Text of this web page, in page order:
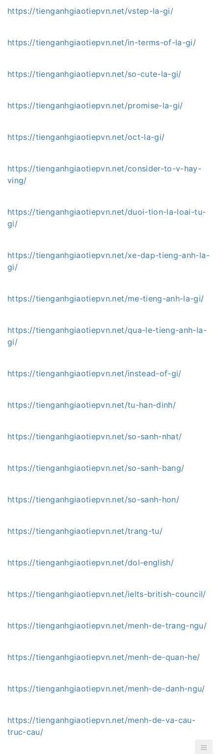
https://tienganhgiaotiepvn.net/vstep-la-gi/
https://tienganhgiaotiepvn.net/in-terms-of-la-gi/
https://tienganhgiaotiepvn.net/so-cute-la-gi/
https://tienganhgiaotiepvn.net/promise-la-gi/
https://tienganhgiaotiepvn.net/oct-la-gi/
https://tienganhgiaotiepvn.net/consider-to-v-hay-
ving/
https://tienganhgiaotiepvn.net/duoi-tion-la-loai-tu-
gi/
https://tienganhgiaotiepvn.net/xe-dap-tieng-anh-la-
gi/
https://tienganhgiaotiepvn.net/me-tieng-anh-la-gi/
https://tienganhgiaotiepvn.net/qua-le-tieng-anh-la-
gi/
https://tienganhgiaotiepvn.net/instead-of-gi/
https://tienganhgiaotiepvn.net/tu-han-dinh/
https://tienganhgiaotiepvn.net/so-sanh-nhat/
https://tienganhgiaotiepvn.net/so-sanh-bang/
https://tienganhgiaotiepvn.net/so-sanh-hon/
https://tienganhgiaotiepvn.net/trang-tu/
https://tienganhgiaotiepvn.net/dol-english/
https://tienganhgiaotiepvn.net/ielts-british-council/
https://tienganhgiaotiepvn.net/menh-de-trang-ngu/
https://tienganhgiaotiepvn.net/menh-de-quan-he/
https://tienganhgiaotiepvn.net/menh-de-danh-ngu/
https://tienganhgiaotiepvn.net/menh-de-va-cau-
truc-cau/